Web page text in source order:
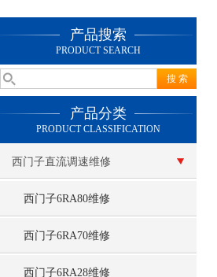
产品搜索
PRODUCT SEARCH
产品分类
PRODUCT CLASSIFICATION
西门子直流调速维修
西门子6RA80维修
西门子6RA70维修
西门子6RA28维修